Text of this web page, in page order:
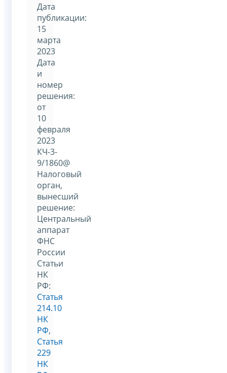
Дата
публикации:
15
марта
2023
Дата
и
номер
решения:
от
10
февраля
2023
КЧ-3-
9/1860@
Налоговый
орган,
вынесший
решение:
Центральный
аппарат
ФНС
России
Статьи
НК
РФ:
Статья
214.10
НК
РФ,
Статья
229
НК